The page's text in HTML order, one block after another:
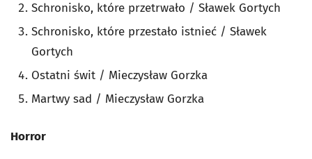
Schronisko, które przetrwało / Sławek Gortych
Schronisko, które przestało istnieć / Sławek
Gortych
Ostatni świt / Mieczysław Gorzka
Martwy sad / Mieczysław Gorzka
Horror